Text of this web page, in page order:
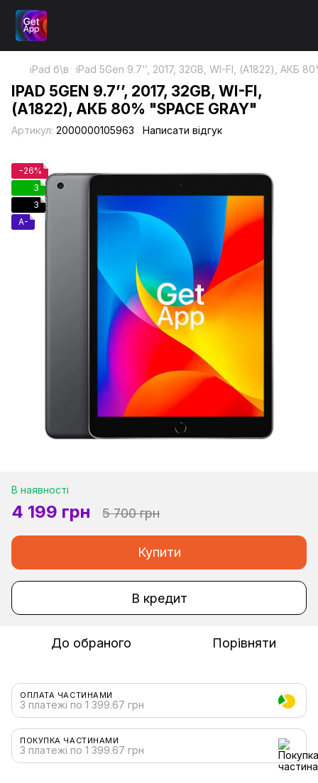
iPad б\в iPad 5Gen 9.7’’, 2017, 32GB, WI-FI, (А1822), АКБ
IPAD 5GEN 9.7’’, 2017, 32GB, WI-FI,
(А1822), АКБ 80% "SPACE GRAY"
Артикул: 2000000105963 Написати відгук
−26%
3
3
A-
В наявності
4 199 грн 5 700 грн
Купити
В кредит
До обраного Порівняти
ОПЛАТА ЧАСТИНАМИ
3 платежі по 1 399.67 грн
ПОКУПКА ЧАСТИНАМИ
3 платежі по 1 399.67 грн